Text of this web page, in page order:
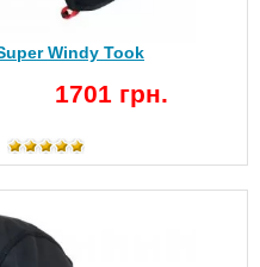
Windy Took
1701 грн.